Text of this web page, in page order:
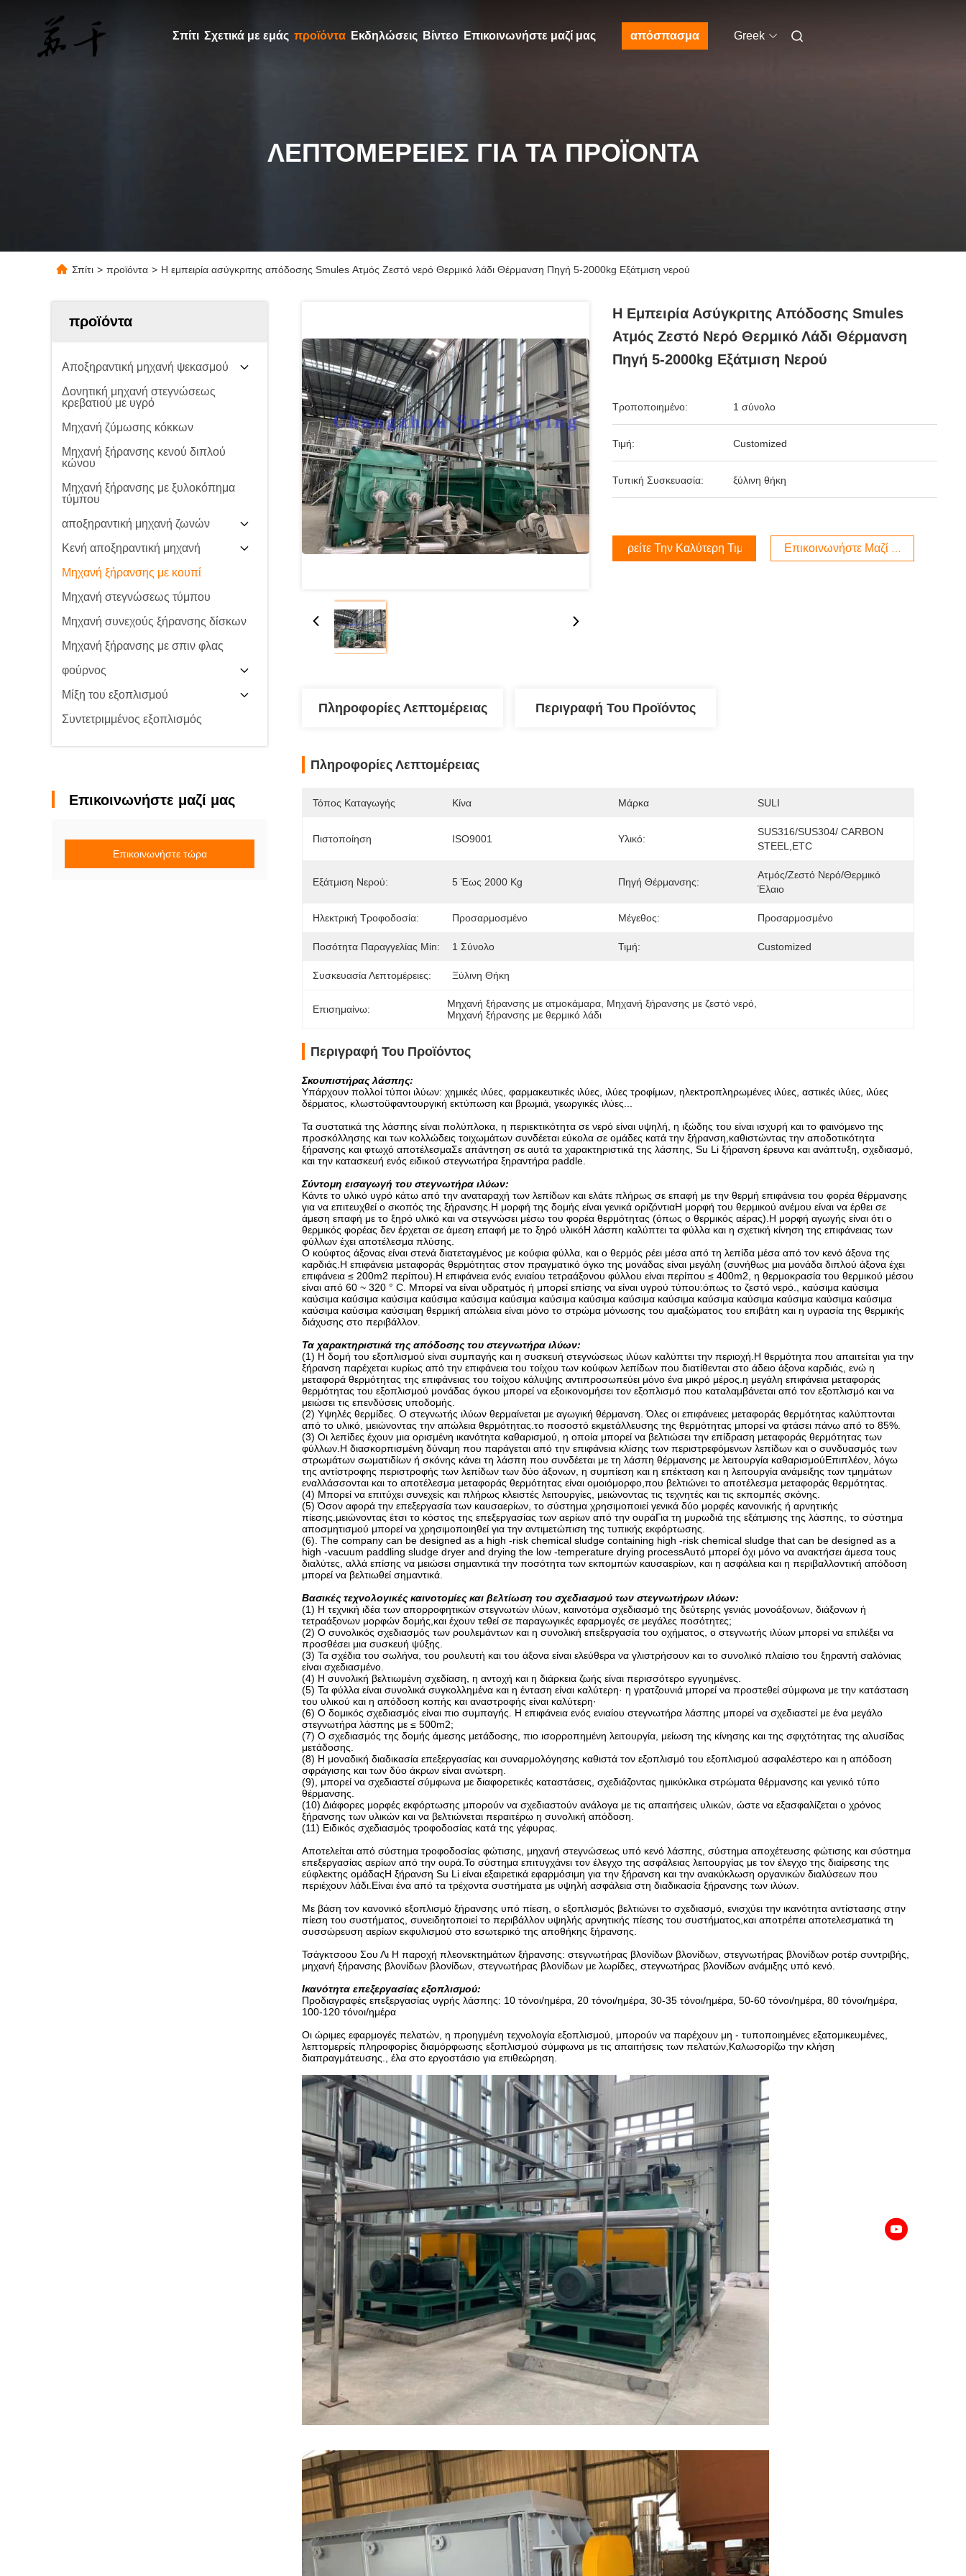
Σπίτι Σχετικά με εμάς προϊόντα Εκδηλώσεις Βίντεο Επικοινωνήστε μαζί μας απόσπασμα Greek
ΛΕΠΤΟΜΈΡΕΙΕΣ ΓΙΑ ΤΑ ΠΡΟΪΌΝΤΑ
Σπίτι > προϊόντα > Η εμπειρία ασύγκριτης απόδοσης Smules Ατμός Ζεστό νερό Θερμικό λάδι Θέρμανση Πηγή 5-2000kg Εξάτμιση νερού
προϊόντα
Αποξηραντική μηχανή ψεκασμού
Δονητική μηχανή στεγνώσεως
κρεβατιού με υγρό
Μηχανή ζύμωσης κόκκων
Μηχανή ξήρανσης κενού διπλού
κώνου
Μηχανή ξήρανσης με ξυλοκόπημα
τύμπου
αποξηραντική μηχανή ζωνών
Κενή αποξηραντική μηχανή
Μηχανή ξήρανσης με κουπί
Μηχανή στεγνώσεως τύμπου
Μηχανή συνεχούς ξήρανσης δίσκων
Μηχανή ξήρανσης με σπιν φλας
φούρνος
Μίξη του εξοπλισμού
Συντετριμμένος εξοπλισμός
Επικοινωνήστε μαζί μας
Επικοινωνήστε τώρα
Η Εμπειρία Ασύγκριτης Απόδοσης Smules
Ατμός Ζεστό Νερό Θερμικό Λάδι Θέρμανση
Πηγή 5-2000kg Εξάτμιση Νερού
Τροποποιημένο: 1 σύνολο
Τιμή: Customized
Τυπική Συσκευασία: ξύλινη θήκη
Βρείτε Την Καλύτερη Τιμή Επικοινωνήστε Μαζί Μας
Πληροφορίες Λεπτομέρειας Περιγραφή Του Προϊόντος
Πληροφορίες Λεπτομέρειας
Τόπος Καταγωγής Κίνα Μάρκα SULI
Πιστοποίηση ISO9001 Υλικό:
SUS316/SUS304/ CARBON
STEEL,ETC
Εξάτμιση Νερού: 5 Έως 2000 Kg Πηγή Θέρμανσης:
Ατμός/ζεστό Νερό/θερμικό
Έλαιο
Ηλεκτρική Τροφοδοσία: Προσαρμοσμένο Μέγεθος: Προσαρμοσμένο
Ποσότητα Παραγγελίας Min: 1 Σύνολο Τιμή: Customized
Συσκευασία Λεπτομέρειες: Ξύλινη Θήκη
Επισημαίνω: Μηχανή ξήρανσης με ατμοκάμαρα Μηχανή ξήρανσης με ζεστό νερό
Μηχανή ξήρανσης με θερμικό λάδι
Περιγραφή Του Προϊόντος
Σκουπιστήρας λάσπης:
Υπάρχουν πολλοί τύποι ιλύων: χημικές ιλύες, φαρμακευτικές ιλύες, ιλύες τροφίμων, ηλεκτροπληρωμένες ιλύες, αστικές ιλύες, ιλύες
δέρματος, κλωστοϋφαντουργική εκτύπωση και βρωμιά, γεωργικές ιλύες...
Τα συστατικά της λάσπης είναι πολύπλοκα, η περιεκτικότητα σε νερό είναι υψηλή, η ιξώδης του είναι ισχυρή και το φαινόμενο της
προσκόλλησης και των κολλώδεις τοιχωμάτων συνδέεται εύκολα σε ομάδες κατά την ξήρανση,καθιστώντας την αποδοτικότητα
ξήρανσης και φτωχό αποτέλεσμαΣε απάντηση σε αυτά τα χαρακτηριστικά της λάσπης, Su Li ξήρανση έρευνα και ανάπτυξη, σχεδιασμό,
και την κατασκευή ενός ειδικού στεγνωτήρα ξηραντήρα paddle.
Σύντομη εισαγωγή του στεγνωτήρα ιλύων:
Κάντε το υλικό υγρό κάτω από την αναταραχή των λεπίδων και ελάτε πλήρως σε επαφή με την θερμή επιφάνεια του φορέα θέρμανσης
για να επιτευχθεί ο σκοπός της ξήρανσης.Η μορφή της δομής είναι γενικά οριζόντιαΗ μορφή του θερμικού ανέμου είναι να έρθει σε
άμεση επαφή με το ξηρό υλικό και να στεγνώσει μέσω του φορέα θερμότητας (όπως ο θερμικός αέρας).Η μορφή αγωγής είναι ότι ο
θερμικός φορέας δεν έρχεται σε άμεση επαφή με το ξηρό υλικόΗ λάσπη καλύπτει τα φύλλα και η σχετική κίνηση της επιφάνειας των
φύλλων έχει αποτέλεσμα πλύσης.
Ο κούφτος άξονας είναι στενά διατεταγμένος με κούφια φύλλα, και ο θερμός ρέει μέσα από τη λεπίδα μέσα από τον κενό άξονα της
καρδιάς.Η επιφάνεια μεταφοράς θερμότητας στον πραγματικό όγκο της μονάδας είναι μεγάλη (συνήθως μια μονάδα διπλού άξονα έχει
επιφάνεια ≤ 200m2 περίπου).Η επιφάνεια ενός ενιαίου τετραάξονου φύλλου είναι περίπου ≤ 400m2, η θερμοκρασία του θερμικού μέσου
είναι από 60 ~ 320 ° C. Μπορεί να είναι υδρατμός ή μπορεί επίσης να είναι υγρού τύπου:όπως το ζεστό νερό., καύσιμα καύσιμα
καύσιμα καύσιμα καύσιμα καύσιμα καύσιμα καύσιμα καύσιμα καύσιμα καύσιμα καύσιμα καύσιμα καύσιμα καύσιμα καύσιμα καύσιμα
καύσιμα καύσιμα καύσιμαη θερμική απώλεια είναι μόνο το στρώμα μόνωσης του αμαξώματος του επιβάτη και η υγρασία της θερμικής
διάχυσης στο περιβάλλον.
Τα χαρακτηριστικά της απόδοσης του στεγνωτήρα ιλύων:
(1) Η δομή του εξοπλισμού είναι συμπαγής και η συσκευή στεγνώσεως ιλύων καλύπτει την περιοχή.Η θερμότητα που απαιτείται για την
ξήρανση παρέχεται κυρίως από την επιφάνεια του τοίχου των κούφων λεπίδων που διατίθενται στο άδειο άξονα καρδιάς, ενώ η
μεταφορά θερμότητας της επιφάνειας του τοίχου κάλυψης αντιπροσωπεύει μόνο ένα μικρό μέρος.η μεγάλη επιφάνεια μεταφοράς
θερμότητας του εξοπλισμού μονάδας όγκου μπορεί να εξοικονομήσει τον εξοπλισμό που καταλαμβάνεται από τον εξοπλισμό και να
μειώσει τις επενδύσεις υποδομής.
(2) Υψηλές θερμίδες. Ο στεγνωτής ιλύων θερμαίνεται με αγωγική θέρμανση. Όλες οι επιφάνειες μεταφοράς θερμότητας καλύπτονται
από το υλικό, μειώνοντας την απώλεια θερμότητας.το ποσοστό εκμετάλλευσης της θερμότητας μπορεί να φτάσει πάνω από το 85%.
(3) Οι λεπίδες έχουν μια ορισμένη ικανότητα καθαρισμού, η οποία μπορεί να βελτιώσει την επίδραση μεταφοράς θερμότητας των
φύλλων.Η διασκορπισμένη δύναμη που παράγεται από την επιφάνεια κλίσης των περιστρεφόμενων λεπίδων και ο συνδυασμός των
στρωμάτων σωματιδίων ή σκόνης κάνει τη λάσπη που συνδέεται με τη λάσπη θέρμανσης με λειτουργία καθαρισμούΕπιπλέον, λόγω
της αντίστροφης περιστροφής των λεπίδων των δύο άξονων, η συμπίεση και η επέκταση και η λειτουργία ανάμειξης των τμημάτων
εναλλάσσονται και το αποτέλεσμα μεταφοράς θερμότητας είναι ομοιόμορφο,που βελτιώνει το αποτέλεσμα μεταφοράς θερμότητας.
(4) Μπορεί να επιτύχει συνεχείς και πλήρως κλειστές λειτουργίες, μειώνοντας τις τεχνητές και τις εκπομπές σκόνης.
(5) Όσον αφορά την επεξεργασία των καυσαερίων, το σύστημα χρησιμοποιεί γενικά δύο μορφές κανονικής ή αρνητικής
πίεσης.μειώνοντας έτσι το κόστος της επεξεργασίας των αερίων από την ουράΓια τη μυρωδιά της εξάτμισης της λάσπης, το σύστημα
αποσμητισμού μπορεί να χρησιμοποιηθεί για την αντιμετώπιση της τυπικής εκφόρτωσης.
(6). The company can be designed as a high -risk chemical sludge containing high -risk chemical sludge that can be designed as a
high -vacuum paddling sludge dryer and drying the low -temperature drying processΑυτό μπορεί όχι μόνο να ανακτήσει άμεσα τους
διαλύτες, αλλά επίσης να μειώσει σημαντικά την ποσότητα των εκπομπών καυσαερίων, και η ασφάλεια και η περιβαλλοντική απόδοση
μπορεί να βελτιωθεί σημαντικά.
Βασικές τεχνολογικές καινοτομίες και βελτίωση του σχεδιασμού των στεγνωτήρων ιλύων:
(1) Η τεχνική ιδέα των απορροφητικών στεγνωτών ιλύων, καινοτόμα σχεδιασμό της δεύτερης γενιάς μονοάξονων, διάξονων ή
τετραάξονων μορφών δομής,και έχουν τεθεί σε παραγωγικές εφαρμογές σε μεγάλες ποσότητες;
(2) Ο συνολικός σχεδιασμός των ρουλεμάντων και η συνολική επεξεργασία του οχήματος, ο στεγνωτής ιλύων μπορεί να επιλέξει να
προσθέσει μια συσκευή ψύξης.
(3) Τα σχέδια του σωλήνα, του ρουλευτή και του άξονα είναι ελεύθερα να γλιστρήσουν και το συνολικό πλαίσιο του ξηραντή σαλόνιας
είναι σχεδιασμένο.
(4) Η συνολική βελτιωμένη σχεδίαση, η αντοχή και η διάρκεια ζωής είναι περισσότερο εγγυημένες.
(5) Τα φύλλα είναι συνολικά συγκολλημένα και η ένταση είναι καλύτερη· η γρατζουνιά μπορεί να προστεθεί σύμφωνα με την κατάσταση
του υλικού και η απόδοση κοπής και αναστροφής είναι καλύτερη·
(6) Ο δομικός σχεδιασμός είναι πιο συμπαγής. Η επιφάνεια ενός ενιαίου στεγνωτήρα λάσπης μπορεί να σχεδιαστεί με ένα μεγάλο
στεγνωτήρα λάσπης με ≤ 500m2;
(7) Ο σχεδιασμός της δομής άμεσης μετάδοσης, πιο ισορροπημένη λειτουργία, μείωση της κίνησης και της σφιχτότητας της αλυσίδας
μετάδοσης.
(8) Η μοναδική διαδικασία επεξεργασίας και συναρμολόγησης καθιστά τον εξοπλισμό του εξοπλισμού ασφαλέστερο και η απόδοση
σφράγισης και των δύο άκρων είναι ανώτερη.
(9), μπορεί να σχεδιαστεί σύμφωνα με διαφορετικές καταστάσεις, σχεδιάζοντας ημικύκλικα στρώματα θέρμανσης και γενικό τύπο
θέρμανσης.
(10) Διάφορες μορφές εκφόρτωσης μπορούν να σχεδιαστούν ανάλογα με τις απαιτήσεις υλικών, ώστε να εξασφαλίζεται ο χρόνος
ξήρανσης των υλικών και να βελτιώνεται περαιτέρω η συνολική απόδοση.
(11) Ειδικός σχεδιασμός τροφοδοσίας κατά της γέφυρας.
Αποτελείται από σύστημα τροφοδοσίας φώτισης, μηχανή στεγνώσεως υπό κενό λάσπης, σύστημα αποχέτευσης φώτισης και σύστημα
επεξεργασίας αερίων από την ουρά.Το σύστημα επιτυγχάνει τον έλεγχο της ασφάλειας λειτουργίας με τον έλεγχο της διαίρεσης της
εύφλεκτης ομάδαςΗ ξήρανση Su Li είναι εξαιρετικά εφαρμόσιμη για την ξήρανση και την ανακύκλωση οργανικών διαλύσεων που
περιέχουν λάδι.Είναι ένα από τα τρέχοντα συστήματα με υψηλή ασφάλεια στη διαδικασία ξήρανσης των ιλύων.
Με βάση τον κανονικό εξοπλισμό ξήρανσης υπό πίεση, ο εξοπλισμός βελτιώνει το σχεδιασμό, ενισχύει την ικανότητα αντίστασης στην
πίεση του συστήματος, συνειδητοποιεί το περιβάλλον υψηλής αρνητικής πίεσης του συστήματος,και αποτρέπει αποτελεσματικά τη
συσσώρευση αερίων εκφυλισμού στο εσωτερικό της αποθήκης ξήρανσης.
Τσάγκτσοου Σου Λι Η παροχή πλεονεκτημάτων ξήρανσης: στεγνωτήρας βλονίδων βλονίδων, στεγνωτήρας βλονίδων ροτέρ συντριβής,
μηχανή ξήρανσης βλονίδων βλονίδων, στεγνωτήρας βλονίδων με λωρίδες, στεγνωτήρας βλονίδων ανάμιξης υπό κενό.
Ικανότητα επεξεργασίας εξοπλισμού:
Προδιαγραφές επεξεργασίας υγρής λάσπης: 10 τόνοι/ημέρα, 20 τόνοι/ημέρα, 30-35 τόνοι/ημέρα, 50-60 τόνοι/ημέρα, 80 τόνοι/ημέρα,
100-120 τόνοι/ημέρα
Οι ώριμες εφαρμογές πελατών, η προηγμένη τεχνολογία εξοπλισμού, μπορούν να παρέχουν μη - τυποποιημένες εξατομικευμένες,
λεπτομερείς πληροφορίες διαμόρφωσης εξοπλισμού σύμφωνα με τις απαιτήσεις των πελατών,Καλωσορίζω την κλήση
διαπραγμάτευσης., έλα στο εργοστάσιο για επιθεώρηση.